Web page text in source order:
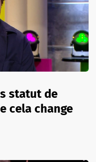
statut de
cela change